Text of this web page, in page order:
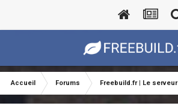
Accueil Forums Freebuild.fr | Le serveur